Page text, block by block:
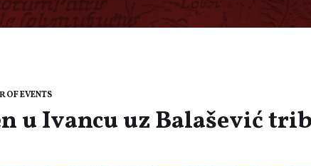
OF EVENTS
u Ivancu uz Balašević